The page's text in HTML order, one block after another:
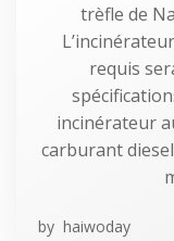
trèfle de
requis
incinérateur
carburant
by haiwoday